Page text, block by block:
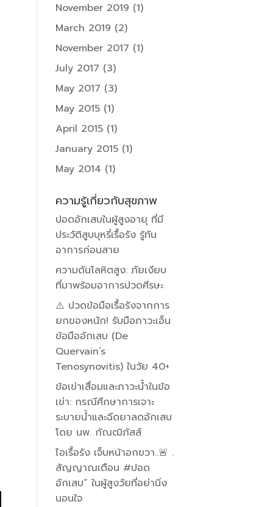
November 2019 (1)
March 2019 (2)
November 2017 (1)
July 2017 (3)
May 2017 (3)
May 2015 (1)
April 2015 (1)
January 2015 (1)
May 2014 (1)
ความรู้เกี่ยวกับสุขภาพ
ปอดอักเสบในผู้สูงอายุ ที่มี
ประวัติสูบบุหรี่เรื้อรัง รู้ทัน
อาการก่อนสาย
ความดันโลหิตสูง: ภัยเงียบ
ที่มาพร้อมอาการปวดศีรษะ
⚠️ ปวดข้อมือเรื้อรังจากการ
ยกของหนัก! รับมือภาวะเอ็น
ข้อมืออักเสบ (De
Quervain’s
Tenosynovitis) ในวัย 40+
ข้อเข่าเสื่อมและภาวะน้ำในข้อ
เข่า: กรณีศึกษาการเจาะ
ระบายน้ำและฉีดยาลดอักเสบ
โดย นพ. กัณฒิภัสส์
ไอเรื้อรัง เจ็บหน้าอกขวา..🚨 .
สัญญาณเตือน #ปอด
อักเสบ” ในผู้สูงวัยที่อย่านิ่ง
นอนใจ